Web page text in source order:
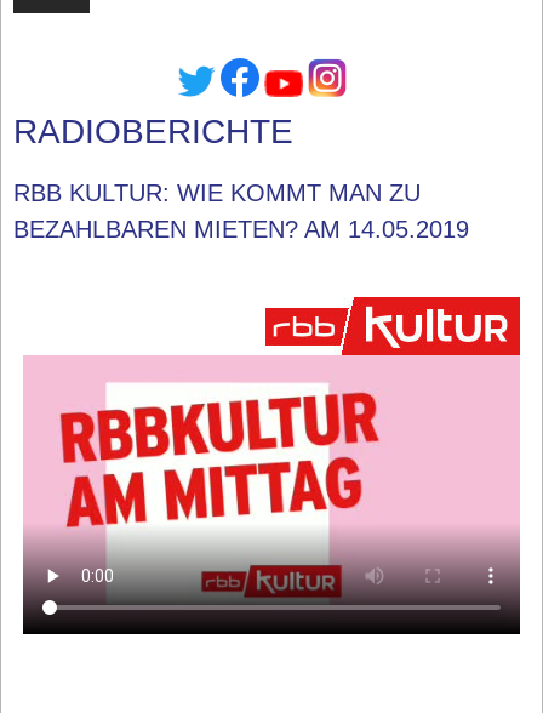
RADIOBERICHTE
RBB KULTUR: WIE KOMMT MAN ZU
BEZAHLBAREN MIETEN? AM 14.05.2019